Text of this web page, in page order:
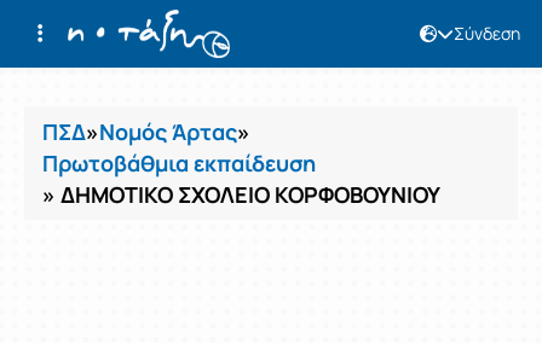
Σύνδεση
Μαθήματα
ΠΣΔ»Νομός Άρτας»
Πρωτοβάθμια εκπαίδευση
» ΔΗΜΟΤΙΚΟ ΣΧΟΛΕΙΟ ΚΟΡΦΟΒΟΥΝΙΟΥ